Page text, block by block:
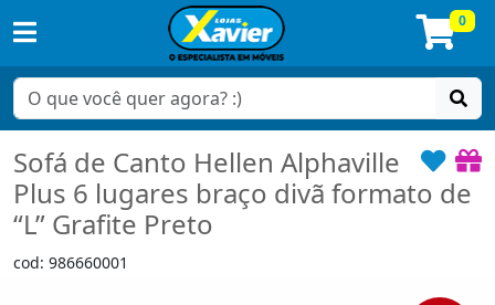
0
Sofá de Canto Hellen Alphaville
Plus 6 lugares braço divã formato de
“L” Grafite Preto
cod: 986660001